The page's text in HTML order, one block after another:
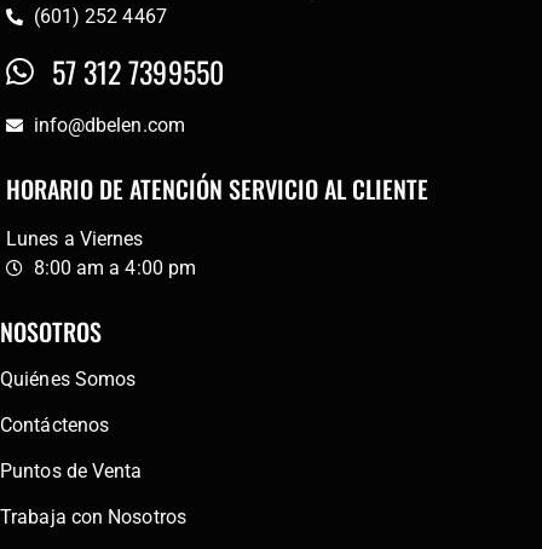
(601) 252 4467
57 312 7399550
info@dbelen.com
HORARIO DE ATENCIÓN SERVICIO AL CLIENTE
Lunes a Viernes
8:00 am a 4:00 pm
NOSOTROS
Quiénes Somos
Contáctenos
Puntos de Venta
Trabaja con Nosotros